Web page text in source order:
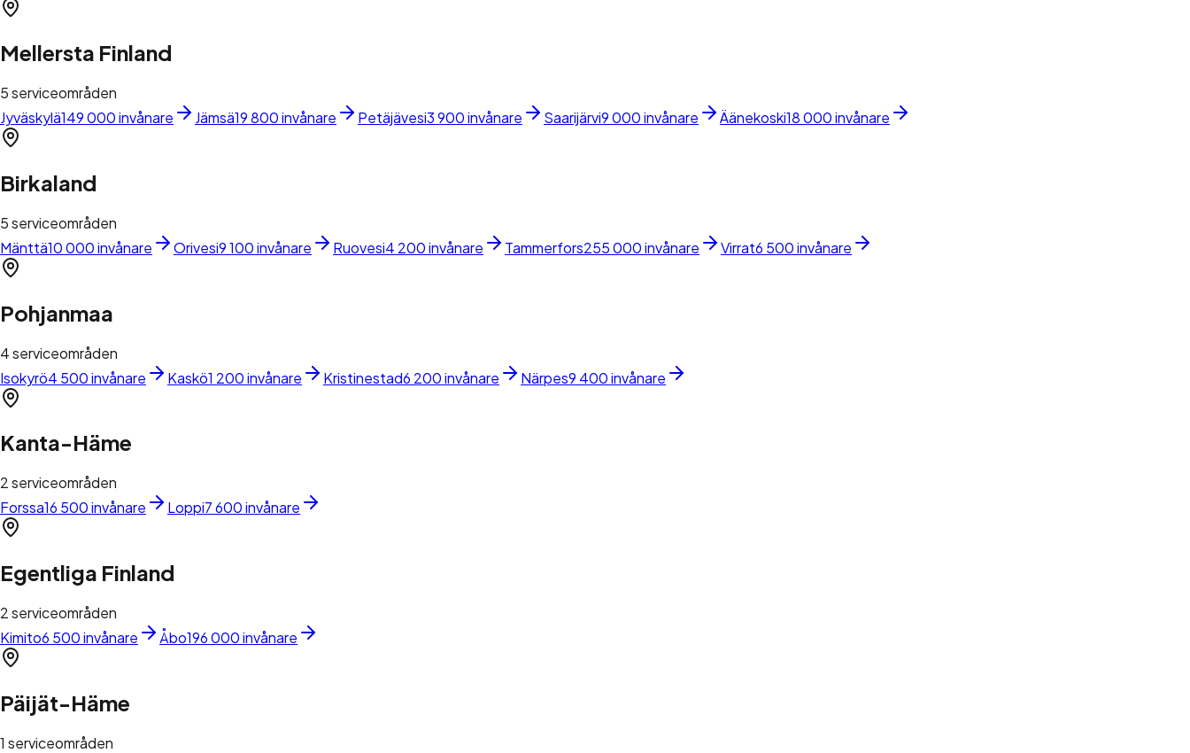
Mellersta Finland
5serviceområden
Jyväskylä149 000 invånare Jämsä19 800 invånare Petäjävesi3 900 invånare Saarijärvi9 000 invånare Äänekoski18 000 invånare
Birkaland
5serviceområden
Mänttä10 000 invånare Orivesi9 100 invånare Ruovesi4 200 invånare Tammerfors255 000 invånare Virrat6 500 invånare
Pohjanmaa
4serviceområden
Isokyrö4 500 invånare Kaskö1 200 invånare Kristinestad6 200 invånare Närpes9 400 invånare
Kanta-Häme
2serviceområden
Forssa16 500 invånare Loppi7 600 invånare
Egentliga Finland
2serviceområden
Kimito6 500 invånare Åbo196 000 invånare
Päijät-Häme
1 serviceområden